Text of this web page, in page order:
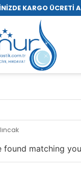
KARGO ÜCRETİ
found matching